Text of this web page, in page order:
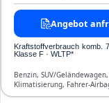
Angebot
Kraftstoffverbrauch komb.
Klasse F · WLTP*
Benzin, SUV/
Klimatisierung, Fahrer-